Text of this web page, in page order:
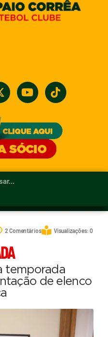
2 Comentários Visualizações: 0
temporada
de elenco